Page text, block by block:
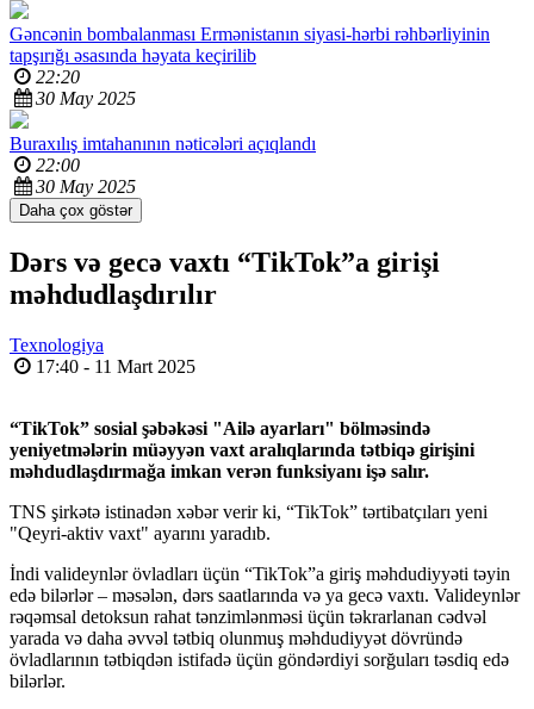
Gəncənin bombalanması Ermənistanın siyasi-hərbi rəhbərliyinin
tapşırığı əsasında həyata keçirilib
22:20
30 May 2025
Buraxılış imtahanının nəticələri açıqlandı
22:00
30 May 2025
Daha çox göstər
Dərs və gecə vaxtı “TikTok”a girişi
məhdudlaşdırılır
Texnologiya
17:40 - 11 Mart 2025
“TikTok” sosial şəbəkəsi "Ailə ayarları" bölməsində
yeniyetmələrin müəyyən vaxt aralıqlarında tətbiqə girişini
məhdudlaşdırmağa imkan verən funksiyanı işə salır.
TNS şirkətə istinadən xəbər verir ki, “TikTok” tərtibatçıları yeni
"Qeyri-aktiv vaxt" ayarını yaradıb.
İndi valideynlər övladları üçün “TikTok”a giriş məhdudiyyəti təyin
edə bilərlər – məsələn, dərs saatlarında və ya gecə vaxtı. Valideynlər
rəqəmsal detoksun rahat tənzimlənməsi üçün təkrarlanan cədvəl
yarada və daha əvvəl tətbiq olunmuş məhdudiyyət dövründə
övladlarının tətbiqdən istifadə üçün göndərdiyi sorğuları təsdiq edə
bilərlər.